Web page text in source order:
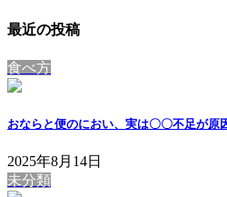
最近の投稿
食べ方
おならと便のにおい、実は〇〇不足が原
2025年8月14日
未分類